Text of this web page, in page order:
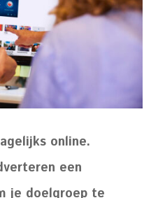
online.
een
je doelgroep te